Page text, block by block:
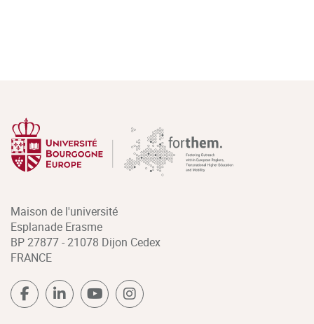
Maison de l'université
Esplanade Erasme
BP 27877 - 21078 Dijon Cedex
FRANCE